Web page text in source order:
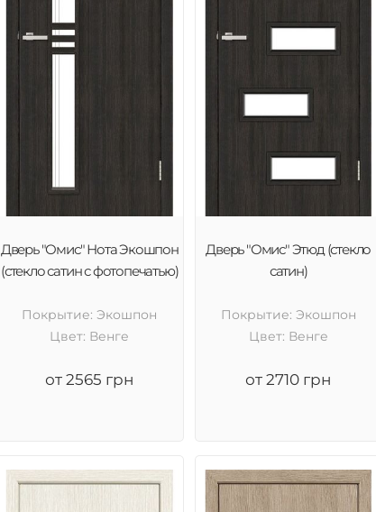
Дверь "Омис" Нота Экошпон
(стекло сатин с фотопечатью)
Покрытие: Экошпон
Цвет: Венге
от 2565 грн
Дверь "Омис" Этюд (стекло
сатин)
Покрытие: Экошпон
Цвет: Венге
от 2710 грн